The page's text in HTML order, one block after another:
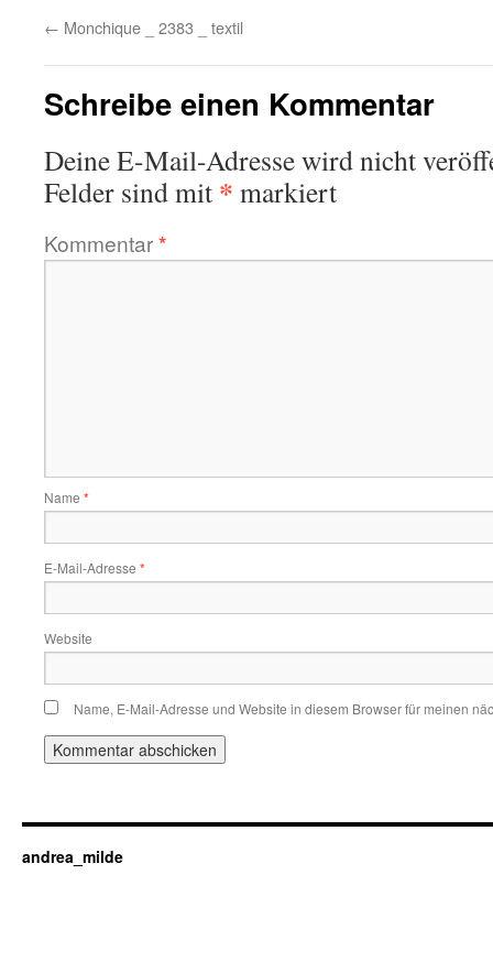
← Monchique _ 2383 _ textil
Schreibe einen Kommentar
Deine E-Mail-Adresse wird nicht
Felder sind mit * markiert
Kommentar*
Name *
E-Mail-Adresse *
Website
Name, E-Mail-Adresse und Website in diesem Browser für meinen
andrea_milde